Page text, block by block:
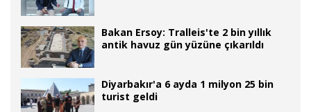
Bakan Ersoy: Tralleis'te 2 bin yıllık
antik havuz gün yüzüne çıkarıldı
Diyarbakır'a 6 ayda 1 milyon 25 bin
turist geldi